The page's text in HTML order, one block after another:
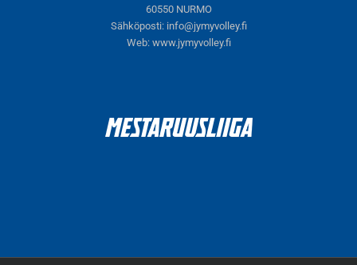
60550 NURMO
Sähköposti: info@jymyvolley.fi
Web: www.jymyvolley.fi